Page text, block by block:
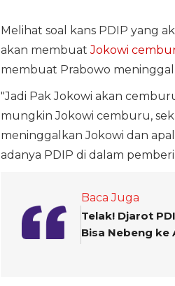
Melihat soal kans PDIP yang
akan membuatJokowi
membuat Prabowo
"Jadi Pak Jokowi akan
mungkin Jokowi cemburu,
meninggalkan Jokowi dan
adanya PDIP di dalam
Baca Juga
Telak! Djarot
Bisa Nebeng ke